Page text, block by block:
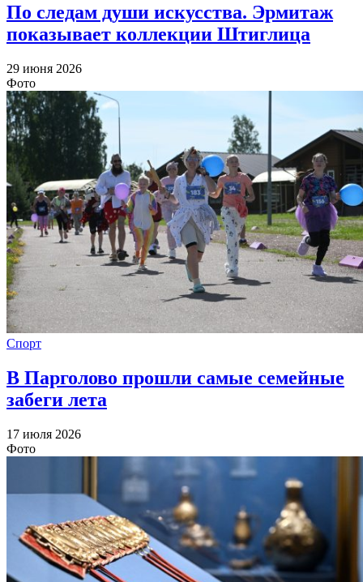
По следам души искусства. Эрмитаж
показывает коллекции Штиглица
29 июня 2026
Фото
Спорт
В Парголово прошли самые семейные
забеги лета
17 июля 2026
Фото